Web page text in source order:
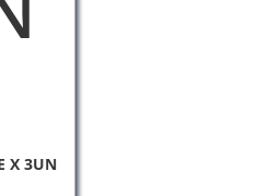
X 3UN